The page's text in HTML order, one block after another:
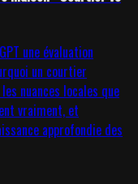
une évaluation
un courtier
nuances locales que
vraiment, et
approfondie des